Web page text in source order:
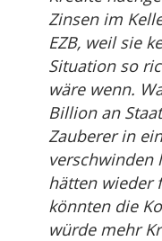
Zinsen im
EZB, weil sie
Situation so
wäre wenn.
Billion an
Zauberer in
verschwinden
hätten wieder
könnten die
würde mehr